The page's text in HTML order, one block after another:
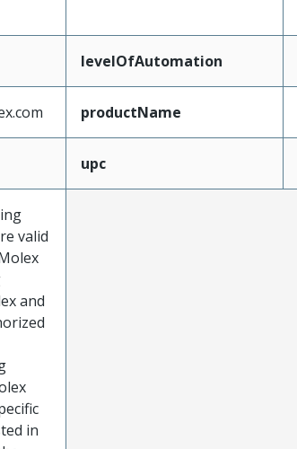
levelOfAutomation
productName
upc
valid
and
in